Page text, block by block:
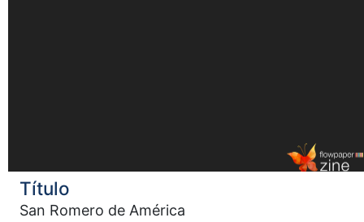
Título
San Romero de América